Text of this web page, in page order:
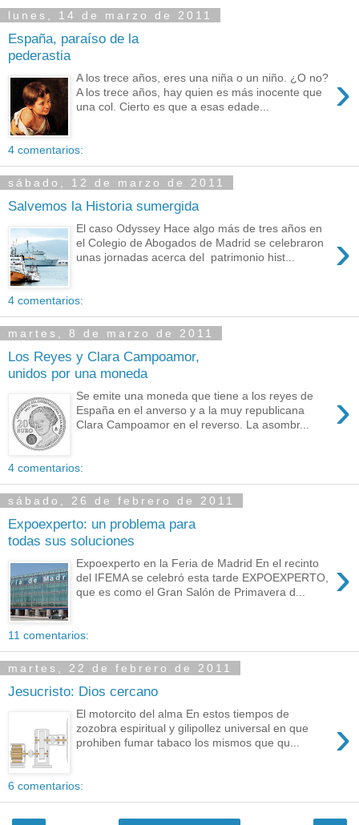
lunes, 14 de marzo de 2011
España, paraíso de la
pederastia
›
A los trece años, eres una niña o un niño. ¿O no?
A los trece años, hay quien es más inocente que
una col. Cierto es que a esas edade...
4 comentarios:
sábado, 12 de marzo de 2011
Salvemos la Historia sumergida
›
El caso Odyssey Hace algo más de tres años en
el Colegio de Abogados de Madrid se celebraron
unas jornadas acerca del patrimonio hist...
4 comentarios:
martes, 8 de marzo de 2011
Los Reyes y Clara Campoamor,
unidos por una moneda
›
Se emite una moneda que tiene a los reyes de
España en el anverso y a la muy republicana
Clara Campoamor en el reverso. La asombr...
4 comentarios:
sábado, 26 de febrero de 2011
Expoexperto: un problema para
todas sus soluciones
›
Expoexperto en la Feria de Madrid En el recinto
del IFEMA se celebró esta tarde EXPOEXPERTO,
que es como el Gran Salón de Primavera d...
11 comentarios:
martes, 22 de febrero de 2011
Jesucristo: Dios cercano
›
El motorcito del alma En estos tiempos de
zozobra espiritual y gilipollez universal en que
prohiben fumar tabaco los mismos que qu...
6 comentarios: